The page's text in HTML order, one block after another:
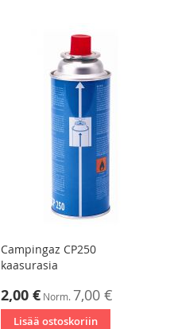
Campingaz CP250
kaasurasia
Tarjoushinta
2,00 € Norm. 7,00 €
Lisää ostoskoriin